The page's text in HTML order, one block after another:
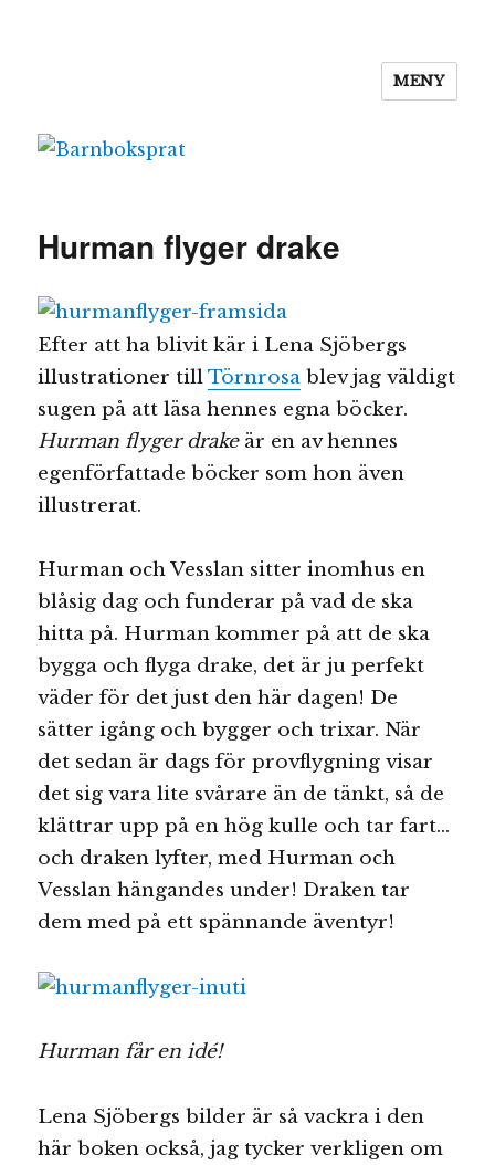
MENY
Hurman flyger drake
Efter att ha blivit kär i Lena Sjöbergs
illustrationer tillTörnrosa blev jag väldigt
sugen på att läsa hennes egna böcker.
Hurman flyger drakeär en av hennes
egenförfattade böcker som hon även
illustrerat.
Hurman och Vesslan sitter inomhus en
blåsig dag och funderar på vad de ska
hitta på. Hurman kommer på att de ska
bygga och flyga drake, det är ju perfekt
väder för det just den här dagen! De
sätter igång och bygger och trixar. När
det sedan är dags för provflygning visar
det sig vara lite svårare än de tänkt, så de
klättrar upp på en hög kulle och tar fart…
och draken lyfter, med Hurman och
Vesslan hängandes under! Draken tar
dem med på ett spännande äventyr!
Hurman får en idé!
Lena Sjöbergs bilder är så vackra i den
här boken också, jag tycker verkligen om